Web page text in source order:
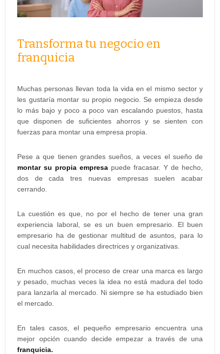
Transforma tu negocio en
franquicia
Muchas personas llevan toda la vida en el mismo sector y
les gustaría montar su propio negocio. Se empieza desde
lo más bajo y poco a poco van escalando puestos, hasta
que disponen de suficientes ahorros y se sienten con
fuerzas para montar una empresa propia.
Pese a que tienen grandes sueños, a veces el sueño de
montar su propia empresa puede fracasar. Y de hecho,
dos de cada tres nuevas empresas suelen acabar
cerrando.
La cuestión es que, no por el hecho de tener una gran
experiencia laboral, se es un buen empresario. El buen
empresario ha de gestionar multitud de asuntos, para lo
cual necesita habilidades directrices y organizativas.
En muchos casos, el proceso de crear una marca es largo
y pesado, muchas veces la idea no está madura del todo
para lanzarla al mercado. Ni siempre se ha estudiado bien
el mercado.
En tales casos, el pequeño empresario encuentra una
mejor opción cuando decide empezar a través de una
franquicia.